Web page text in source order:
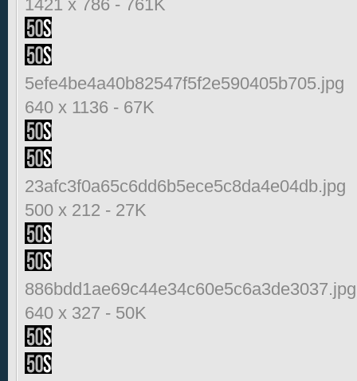
1421 x 786 - 761K
5efe4be4a40b82547f5f2e590405b705.jpg
640 x 1136 - 67K
23afc3f0a65c6dd6b5ece5c8da4e04db.jpg
500 x 212 - 27K
886bdd1ae69c44e34c60e5c6a3de3037.jpg
640 x 327 - 50K